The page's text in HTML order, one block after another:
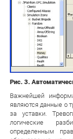
Рис. 3.
Важнейшей
являются данные о
за уставки.
логические
определенным